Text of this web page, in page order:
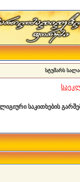
სტუმარს
საკითხების